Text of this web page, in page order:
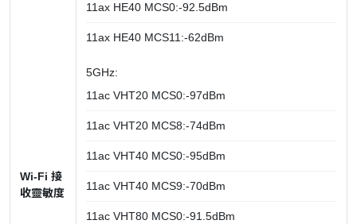
Wi-Fi 接
收靈敏度
11ax HE40 MCS0:-92.5dBm
11ax HE40 MCS11:-62dBm
5GHz:
11ac VHT20 MCS0:-97dBm
11ac VHT20 MCS8:-74dBm
11ac VHT40 MCS0:-95dBm
11ac VHT40 MCS9:-70dBm
11ac VHT80 MCS0:-91.5dBm